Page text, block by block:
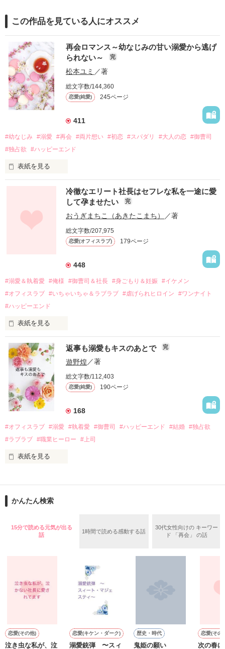
この作品を見ている人にオススメ
再会ロマンス～幼なじみの甘い溺愛から逃げ
られない～
完
松本ユミ ／著
総文字数/144,360
恋愛(純愛) 245ページ
411
#幼なじみ #溺愛 #再会 #両片想い #初恋 #スパダリ #大人の恋 #御曹司
#独占欲
#ハッピーエンド
表紙を見る
幼なじみの哲平に淡い恋心を抱いていた美桜。
しかし、ある出来事をきっかけに二人の関係は壊れてしまう。
関係修復もできないまま、美桜は両親の離婚によって
引っ越すことになり、哲平とも離れ離れになった。
それから約十二年後。
過去の傷から、二度と会いたくないと思っていた哲平に
運命のような再会を果たす。
酔った勢いで一夜を共にしてしまった。
さらに、美桜が初めてだと知った哲平は
『責任をとる、結婚しよう』と真っ直ぐに告げてきた。
戸惑う美桜とは裏腹に、好きという気持ちを隠すことなく
甘やかしてくる。
そんなある日、哲平は美桜がストーカー被害に
遭っていることを知る。
美桜を守るため、哲平は同居を提案してきて――。
夏木美桜(なつきみお)
鳴海哲平 (なるみてっぺい)
2026.6.5～2026.7.25
＊以前、公開していた話の改稿版です＊
作品を読む
冷徹なエリート社長はセフレな私を一途に愛
して孕ませたい
完
おうぎまちこ（あきたこまち） ／著
総文字数/207,975
恋愛(オフィスラブ) 179ページ
448
#溺愛＆執着愛 #俺様 #御曹司＆社長 #身ごもり＆妊娠 #イケメン
#オフィスラブ #いちゃいちゃ＆ラブラブ #虐げられヒロイン
#ワンナイト
#ハッピーエンド
表紙を見る
おかしな噂を流されて前の職場でうまくいかなかった梅田美
桜は、海外で傷心旅行をしていたところ、日本人美青年と出会
い、酒の勢いもあり一夜限りの関係となる。
帰国後、美桜は新しい職場でワンナイトした美青年と再会。
なんと彼の正体は、とある財閥御曹司にも関わらず、一族を離
れて起業した新進気鋭の実業家、社内でも冷徹だと評判な社長
――御影恭司その人だったのだ――！
なぜか恭司から飼い猫の世話係を命じられた美桜は、猫の世
の関係となってしまい――？
返事も溺愛もキスのあとで 完
遊野煌／著
総文字数/112,403
恋愛(純愛) 190ページ
168
#オフィスラブ #溺愛 #執着愛 #御曹司 #ハッピーエンド #結婚 #独占欲
#ラブラブ #職業ヒーロー #上司
表紙を見る
ションの企画戦略室で働いている。
めた、同期で恋人の石垣守（26）がいるのだが、後輩の姫原由
いた。
守と由羅から『便利屋雛子』と馬鹿にされ、一人こっそり泣い
鷹哉『宜しくな、俺の雛子』🦅
雛子『俺の……ひぃ、雛子？！！！』🐥
シゴデキで冷徹な上司が見せる素顔は、なぜか想像以上に甘く
※表紙も作中使用の画像も全てフリー素材です。
かんたん検索
15分で読める元気が出る
話
1時間で読める感動する話
30代女性向けの キーワー
ド 「再会」 の話
恋愛(その他)
泣き虫な私が、泣
恋愛(キケン・ダーク)
溺愛銃弾 〜スィ
歴史・時代
鬼姫の願い
恋愛(その
次の春